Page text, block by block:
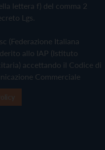
lettera f) del comma 2
Lgs.
(Federazione Italiana
allo IAP (Istituto
accettando il Codice di
Commerciale